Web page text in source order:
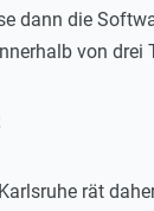
dann die
von
rät